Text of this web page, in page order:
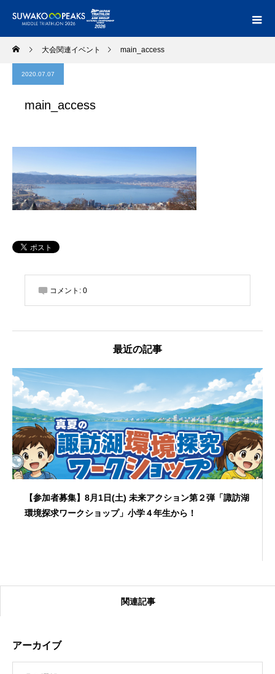
大会関連イベント main_access
2020.07.07
main_access
コメント: 0
最近の記事
【参加者募集】8月1日(土) 未来アクション第２弾「諏訪湖
環境探求ワークショップ」小学４年生から！
関連記事
アーカイブ